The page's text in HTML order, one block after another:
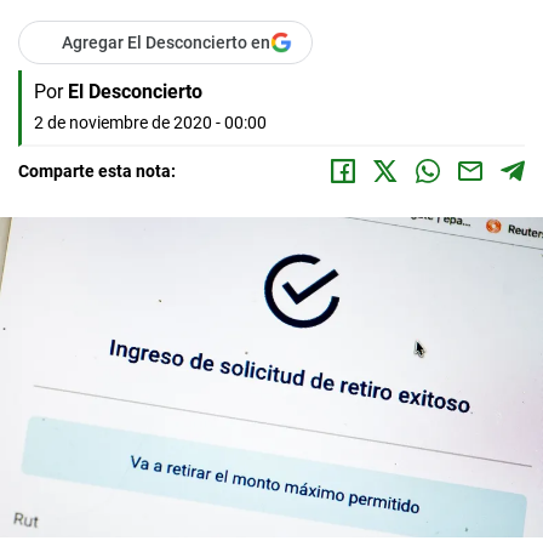
Agregar El Desconcierto en
Por El Desconcierto
2 de noviembre de 2020 - 00:00
Comparte esta nota: